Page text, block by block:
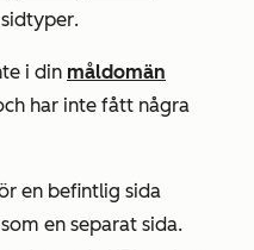
.
i din måldomän
har inte fått några
en befintlig sida
en separat sida.